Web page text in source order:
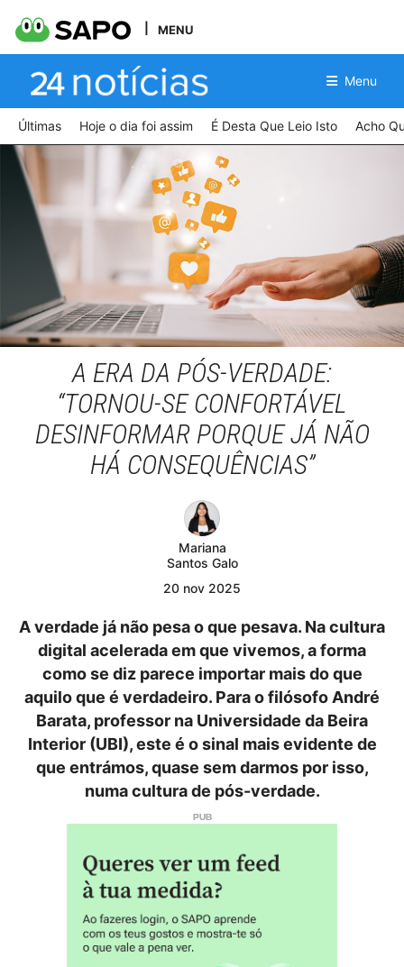
MENU
Menu
Últimas Hoje o dia foi assim É Desta Que Leio Isto Acho
A ERA DA PÓS-VERDADE:
“TORNOU-SE CONFORTÁVEL
DESINFORMAR PORQUE JÁ NÃO
HÁ CONSEQUÊNCIAS”
Mariana
Santos Galo
20 nov 2025
A verdade já não pesa o que pesava. Na cultura
digital acelerada em que vivemos, a forma
como se diz parece importar mais do que
aquilo que é verdadeiro. Para o filósofo André
Barata, professor na Universidade da Beira
Interior (UBI), este é o sinal mais evidente de
que entrámos, quase sem darmos por isso,
numa cultura de pós-verdade.
cropped view of businesswoman typing on laptop at workplace with multimedia
icons